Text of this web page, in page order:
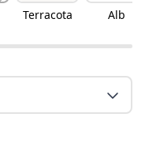
Terracota Alb